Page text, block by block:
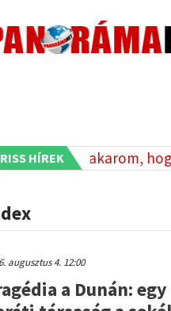
HÍREK
• „Nem akarom, hogy
augusztus 4. 12:00
a Dunán: egy